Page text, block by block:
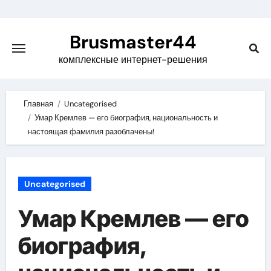
content
Brusmaster44
комплексные интернет-решения
Главная
Uncategorised
Умар Кремлев — его биография, национальность и
настоящая фамилия разоблачены!
Uncategorised
Умар Кремлев — его
биография,